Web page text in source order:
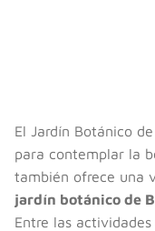
El Jardín Botánico
para contemplar la
también ofrece una
jardín botánico de
Entre las